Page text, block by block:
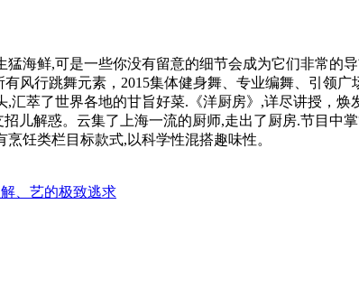
鲜,可是一些你没有留意的细节会成为它们非常的
行跳舞元素，2015集体健身舞、专业编舞、引领
,汇萃了世界各地的甘旨好菜.《洋厨房》,详尽讲授，
儿解惑。云集了上海一流的厨师,走出了厨房.节目
饪类栏目标款式,以科学性混搭趣味性。
、艺的极致逃求